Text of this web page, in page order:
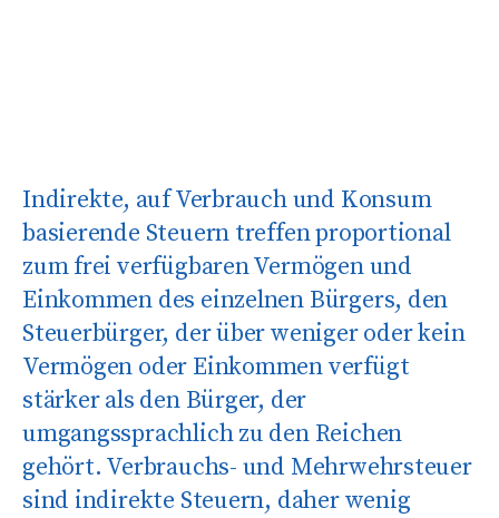
Indirekte, auf Verbrauch und Konsum
basierende Steuern treffen proportional
zum frei verfügbaren Vermögen und
Einkommen des einzelnen Bürgers, den
Steuerbürger, der über weniger oder kein
Vermögen oder Einkommen verfügt
stärker als den Bürger, der
umgangssprachlich zu den Reichen
gehört. Verbrauchs- und Mehrwehrsteuer
sind indirekte Steuern, daher wenig